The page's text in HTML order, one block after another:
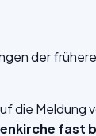
der
die Meldung
fast